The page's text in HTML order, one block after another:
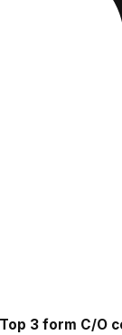
Top 3 form C/O